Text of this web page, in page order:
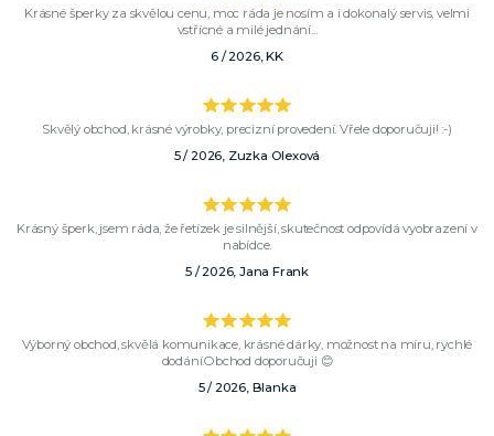
Krásné šperky za skvělou cenu, moc ráda je nosím a i dokonalý servis, velmi
vstřícné a milé jednání...
6 / 2026, KK
Skvělý obchod, krásné výrobky, precizní provedení. Vřele doporučuji! :-)
5 / 2026, Zuzka Olexová
Krásný šperk, jsem ráda, že řetízek je silnější, skutečnost odpovídá vyobrazení v
nabídce.
5 / 2026, Jana Frank
Výborný obchod, skvělá komunikace, krásné dárky, možnost na míru, rychlé
dodání.Obchod doporučuji 😊
5 / 2026, Blanka